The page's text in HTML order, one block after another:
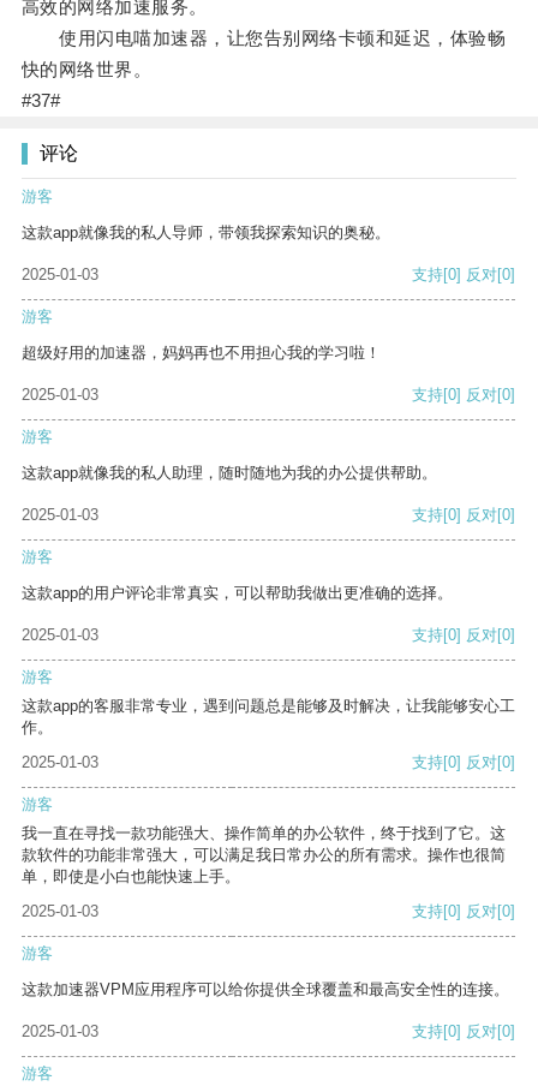
高效的网络加速服务。
使用闪电喵加速器，让您告别网络卡顿和延迟，体验畅
快的网络世界。
#37#
评论
游客
这款app就像我的私人导师，带领我探索知识的奥秘。
2025-01-03 支持[0] 反对[0]
游客
超级好用的加速器，妈妈再也不用担心我的学习啦！
2025-01-03 支持[0] 反对[0]
游客
这款app就像我的私人助理，随时随地为我的办公提供帮助。
2025-01-03 支持[0] 反对[0]
游客
这款app的用户评论非常真实，可以帮助我做出更准确的选择。
2025-01-03 支持[0] 反对[0]
游客
这款app的客服非常专业，遇到问题总是能够及时解决，让我能够安心工
作。
2025-01-03
支持[0] 反对[0]
游客
我一直在寻找一款功能强大、操作简单的办公软件，终于找到了它。这
款软件的功能非常强大，可以满足我日常办公的所有需求。操作也很简
单，即使是小白也能快速上手。
2025-01-03
支持[0] 反对[0]
游客
这款加速器VPM应用程序可以给你提供全球覆盖和最高安全性的连接。
2025-01-03 支持[0] 反对[0]
游客